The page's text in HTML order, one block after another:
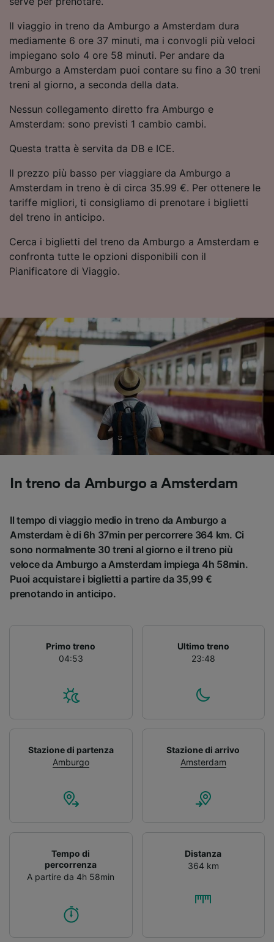
Il viaggio in treno da Amburgo a Amsterdam dura
mediamente 6 ore 37 minuti, ma i convogli più veloci
impiegano solo 4 ore 58 minuti. Per andare da
Amburgo a Amsterdam puoi contare su fino a 30 treni
treni al giorno, a seconda della data.
Nessun collegamento diretto fra Amburgo e
Amsterdam: sono previsti 1 cambio cambi.
Questa tratta è servita da DB e ICE.
Il prezzo più basso per viaggiare da Amburgo a
Amsterdam in treno è di circa 35.99 €. Per ottenere le
tariffe migliori, ti consigliamo di prenotare i biglietti
del treno in anticipo.
Cerca i biglietti del treno da Amburgo a Amsterdam e
confronta tutte le opzioni disponibili con il
Pianificatore di Viaggio.
In treno da Amburgo a Amsterdam
Il tempo di viaggio medio in treno da Amburgo a
Amsterdam è di 6h 37min per percorrere 364 km. Ci
sono normalmente 30 treni al giorno e il treno più
veloce da Amburgo a Amsterdam impiega 4h 58min.
Puoi acquistare i biglietti a partire da 35,99 €
prenotando in anticipo.
Primo treno
04:53
Ultimo treno
23:48
Stazione di partenza
Amburgo
Stazione di arrivo
Amsterdam
Tempo di
percorrenza
A partire da 4h 58min
Distanza
364 km
Utilizzare dati di geolocalizzazione precisi.
Scansione attiva delle caratteristiche del
dispositivo ai fini dell’identificazione.
Archiviare informazioni su dispositivo e/o
accedervi. Pubblicità e contenuti
personalizzati, misurazione delle prestazioni
dei contenuti e degli annunci, ricerche sul
Elenco dei partner (fornitori)